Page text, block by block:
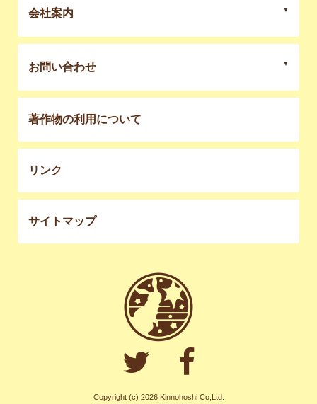
会社案内
お問い合わせ
著作物の利用について
リンク
サイトマップ
Copyright (c) 2026 Kinnohoshi Co,Ltd.